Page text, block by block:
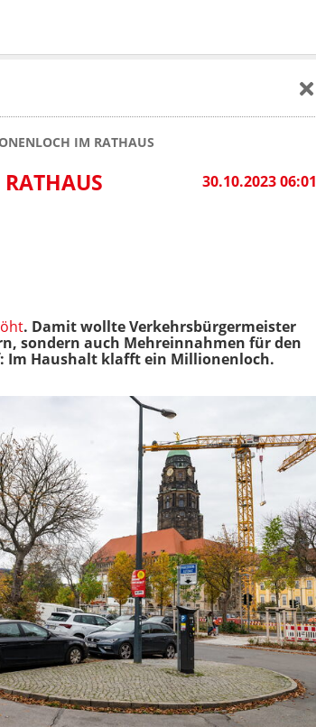
IM RATHAUS
30.10.2023 06:01
. Damit wollte Verkehrsbürgermeister
sondern auch Mehreinnahmen für den
Im Haushalt klafft ein Millionenloch.